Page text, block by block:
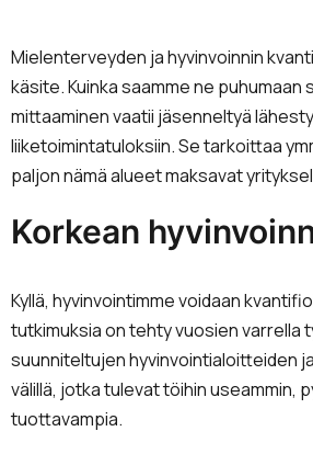
Mielenterveyden ja hyvinvoinnin
käsite. Kuinka saamme ne
mittaaminen vaatii jäsenneltyä
liiketoimintatuloksiin. Se tarkoittaa
paljon nämä alueet maksavat
Korkean
Kyllä, hyvinvointimme voidaan
tutkimuksia on tehty vuosien varrella
suunniteltujen hyvinvointialoitteiden
välillä, jotka tulevat töihin useammin,
tuottavampia.